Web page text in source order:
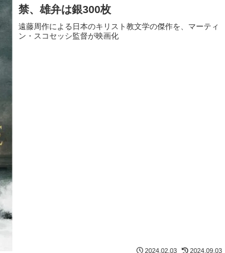
禁、雄弁は銀300枚
遠藤周作による日本のキリスト教文学の傑作を、マーティ
ン・スコセッシ監督が映画化
2024.02.03 2024.09.03